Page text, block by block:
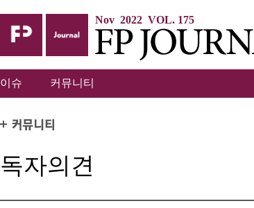
Nov 2022 VOL. 175
이슈 커뮤니티
독자의견